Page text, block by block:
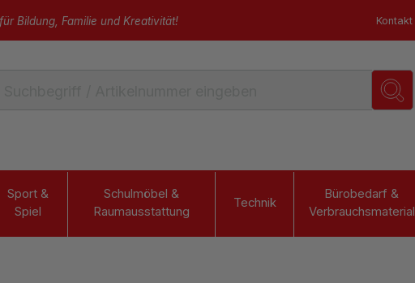
Bildung, Familie und Kreativität! Kontakt
Sport &
Spiel
Schulmöbel &
Raumausstattung
Technik
Bürobedarf &
Verbrauchsmaterial